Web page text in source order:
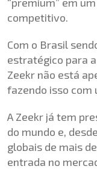
competitivo.
Com o Brasil
estratégico para
Zeekr não está
fazendo isso com
A Zeekr já tem
do mundo e,
globais de mais
entrada no